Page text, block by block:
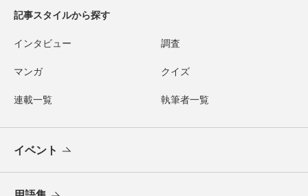
記事スタイルから探す
インタビュー 調査
マンガ クイズ
連載一覧 執筆者一覧
イベント